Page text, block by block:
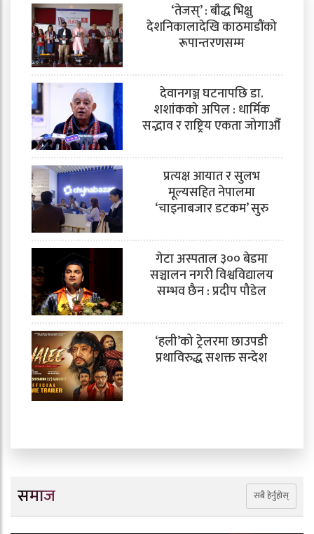
‘तेजस्’ : बौद्ध भिक्षु
देशनिकालादेखि काठमाडौंको
रूपान्तरणसम्म
देवानगञ्ज घटनापछि डा.
शशांककाे अपिल : धार्मिक
सद्भाव र राष्ट्रिय एकता जोगाऔँ
प्रत्यक्ष आयात र सुलभ
मूल्यसहित नेपालमा
‘चाइनाबजार डटकम’ सुरु
गेटा अस्पताल ३०० बेडमा
सञ्चालन नगरी विश्वविद्यालय
सम्भव छैन : प्रदीप पौडेल
‘हली’को ट्रेलरमा छाउपडी
प्रथाविरुद्ध सशक्त सन्देश
समाज सबै हेर्नुहोस्